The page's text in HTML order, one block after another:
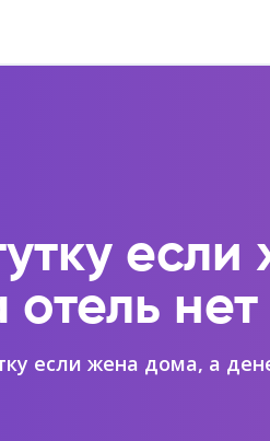
отель нет
если жена дома, а